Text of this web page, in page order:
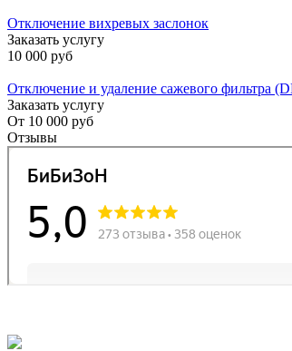
Отключение вихревых заслонок
Заказать услугу
10 000 руб
Отключение и удаление сажевого фильтра
Заказать услугу
От 10 000 руб
Отзывы